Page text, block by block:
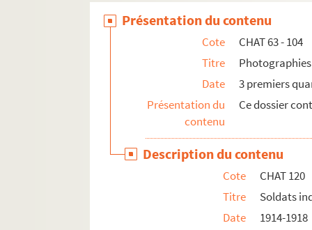
Présentation du contenu
Cote
CHAT 63 - 104
Titre
Photographies
Date
3 premiers
Présentation du
contenu
Ce dossier
Description du contenu
Cote
CHAT 120
Titre
Soldats
Date
1914-1918